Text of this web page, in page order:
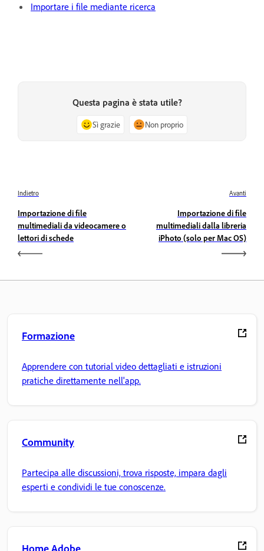
Importare i file mediante ricerca
Questa pagina è stata utile?
Sì grazie Non proprio
Indietro
Importazione di file
multimediali da videocamere o
lettori di schede
Avanti
Importazione di file
multimediali dalla libreria
iPhoto (solo per Mac OS)
Formazione
Apprendere con tutorial video dettagliati e istruzioni
pratiche direttamente nell'app.
Community
Partecipa alle discussioni, trova risposte, impara dagli
esperti e condividi le tue conoscenze.
Home Adobe